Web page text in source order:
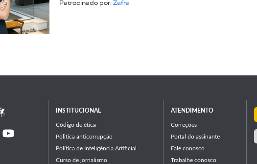
Patrocinado por: Zafra
INSTITUCIONAL
Código de ética
Politica anticorrupção
Política de Inteligência Artificial
Curso de jornalismo
ATENDIMENTO
Correções
Portal do assinante
Fale conosco
Trabalhe conosco